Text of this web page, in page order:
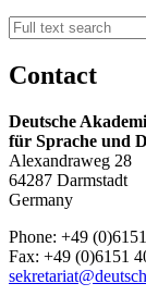
Contact
Deutsche
für Sprache und
Alexandraweg 28
64287 Darmstadt
Germany
Phone: +49
Fax: +49 (0)6151